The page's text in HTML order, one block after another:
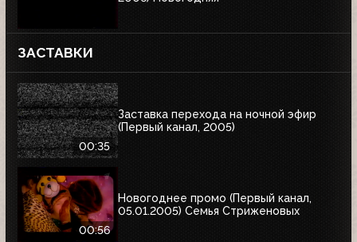
ЗАСТАВКИ
00:35
Заставка перехода на ночной эфир
(Первый канал, 2005)
00:56
Новогоднее промо (Первый канал,
05.01.2005) Семья Стриженовых